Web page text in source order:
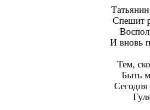
Спешит
И вновь
Тем,
Быть
Сегодня